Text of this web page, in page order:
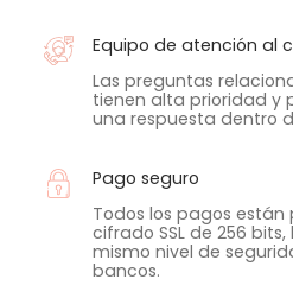
Equipo de atención al
Las preguntas
tienen alta prioridad y
una respuesta dentro
Pago seguro
Todos los pagos
cifrado SSL de 256
mismo nivel de
bancos.